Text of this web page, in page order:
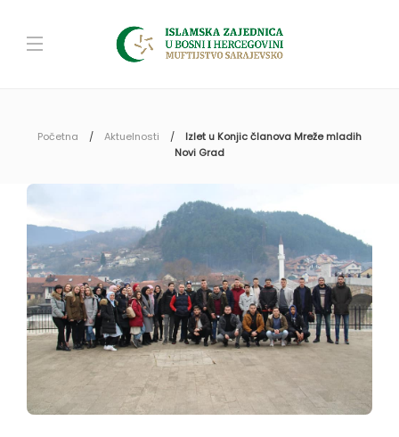
Početna Aktuelnosti
Izlet u Konjic članova Mreže mladih
Novi Grad